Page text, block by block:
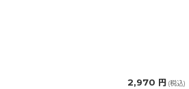
2,970 円 (税込)